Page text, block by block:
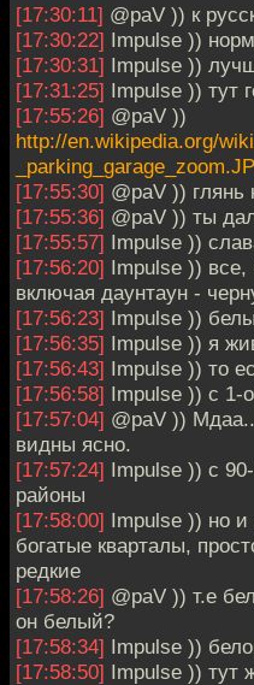
[17:30:11] @paV )) к
[17:30:22] Impulse ))
[17:30:31] Impulse ))
[17:31:25] Impulse )) тут
[17:55:26] @paV ))
http://en.wikipedia.org/
[17:55:30] @paV )) глянь
[17:55:36] @paV )) ты
[17:55:57] Impulse ))
[17:56:20] Impulse )) все,
включая даунтаун -
[17:56:23] Impulse ))
[17:56:35] Impulse )) я
[17:56:43] Impulse )) то
[17:56:58] Impulse )) с 1-
[17:57:04] @paV ))
видны ясно.
[17:57:24] Impulse )) с
районы
[17:58:00] Impulse )) но и
богатые кварталы,
редкие
[17:58:26] @paV )) т.е
он белый?
[17:58:34] Impulse ))
[17:58:50] Impulse )) тут